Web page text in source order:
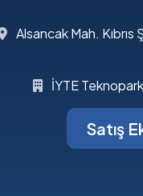
Alsancak Mah.
İYTE
Satış